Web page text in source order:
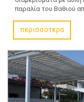
παραλία του Βαθιού
περισσότερα